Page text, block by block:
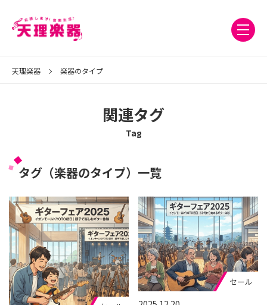
天理楽器 楽器のタイプ
関連タグ
Tag
タグ（楽器のタイプ）一覧
セール